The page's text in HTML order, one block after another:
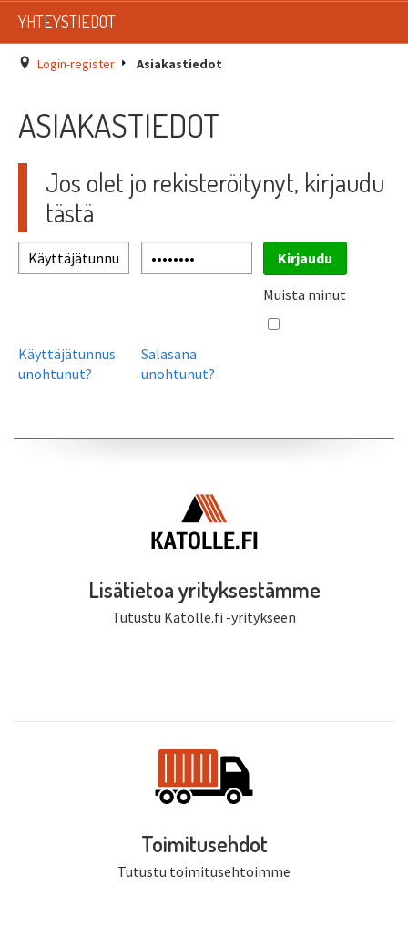
LISTAT
SADEVESIJÄRJESTELMÄT
KATTOLUUKUT JA KATTOLÄPIVIENNIT
TARVIKKEET
TARJOUSTUOTTEET
YHTEYSTIEDOT
Login-register Asiakastiedot
ASIAKASTIEDOT
Jos olet jo rekisteröitynyt, kirjaudu
tästä
Muista minut
Käyttäjätunnus
unohtunut?
Salasana
unohtunut?
Lisätietoa yrityksestämme
Tutustu Katolle.fi -yritykseen
Toimitusehdot
Tutustu toimitusehtoimme